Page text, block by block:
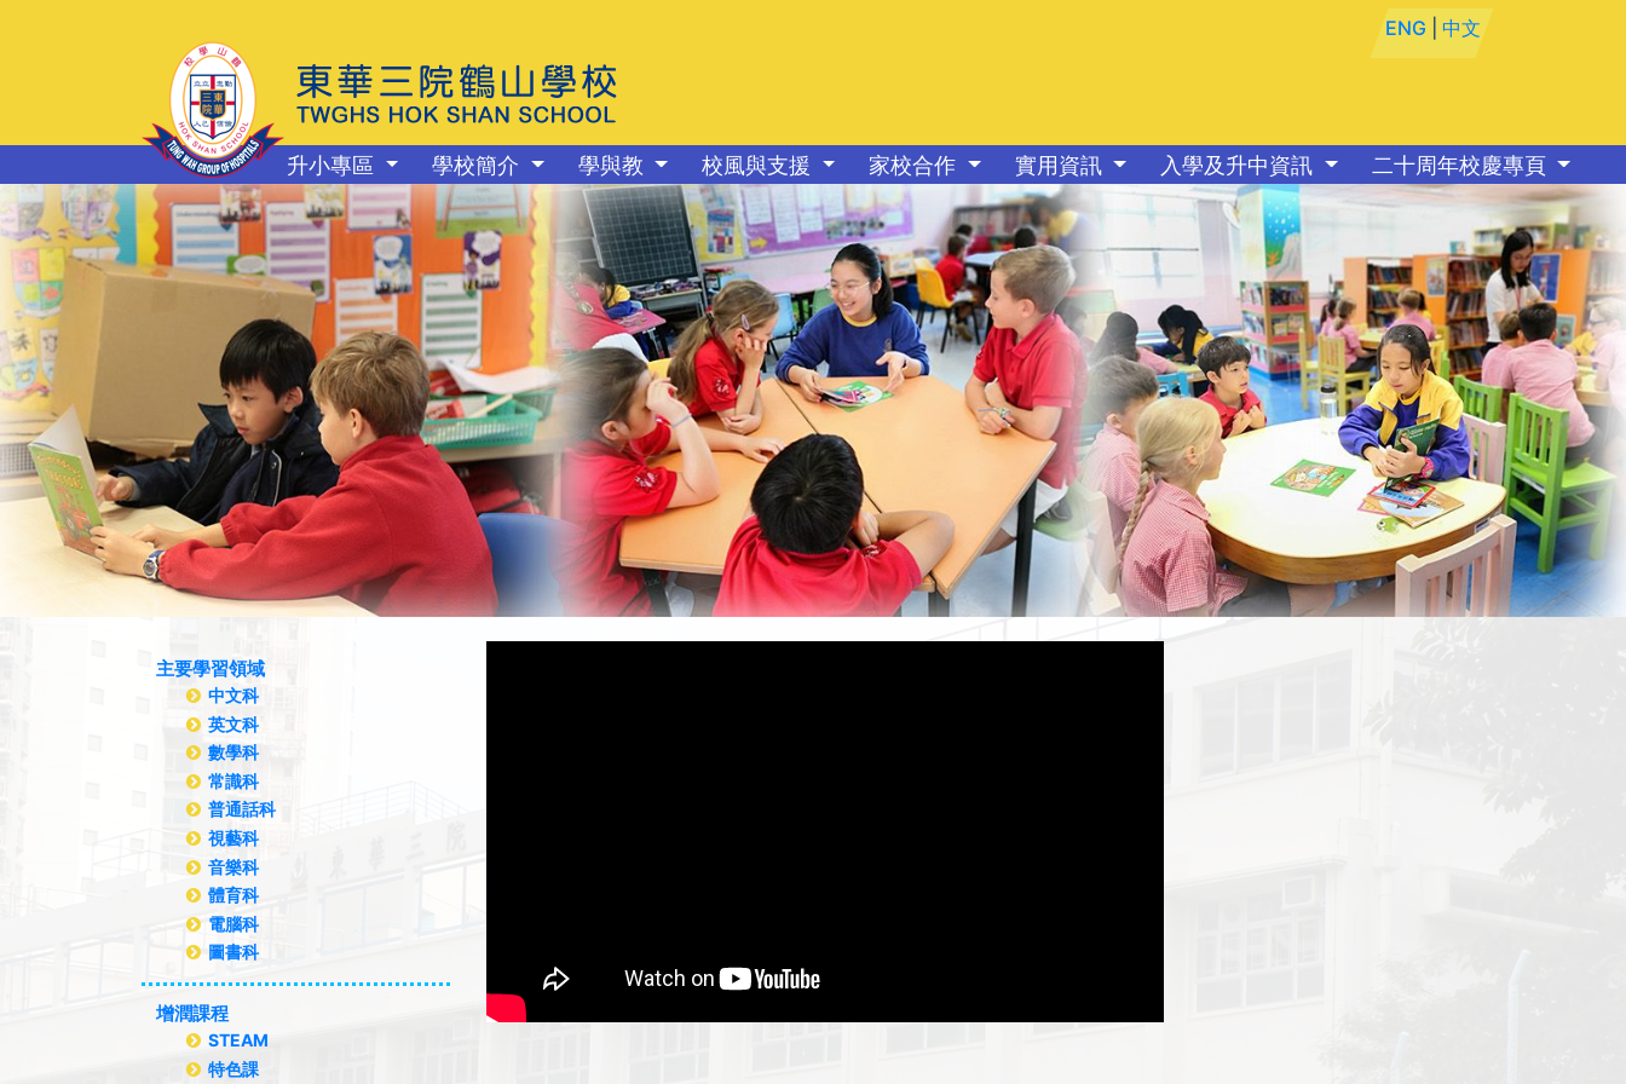
ENG |中文
升小專區 學校簡介 學與教 校風與支援 家校合作 實用資訊 入學及升中資訊 二十周年校慶專頁
主要學習領域
中文科
英文科
數學科
常識科
普通話科
視藝科
音樂科
體育科
電腦科
圖書科
增潤課程
STEAM
特色課